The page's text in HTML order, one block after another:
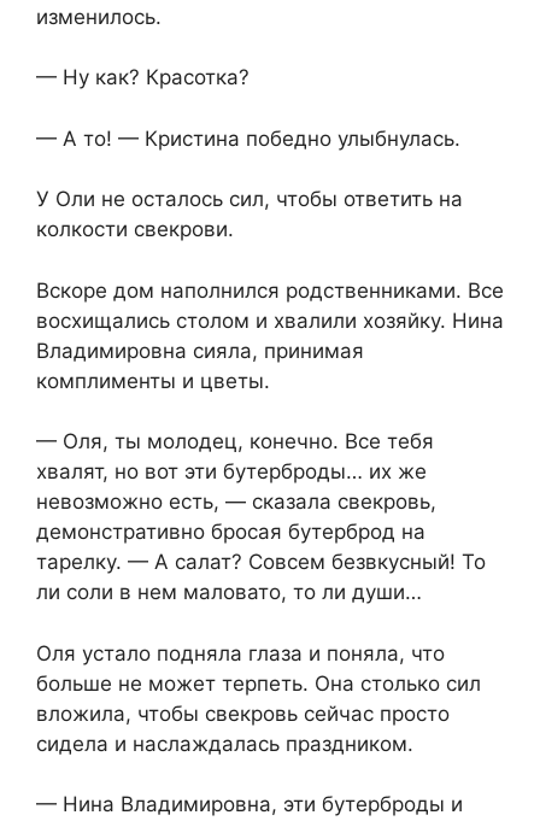
изменилось.
— Ну как? Красотка?
— А то! — Кристина победно улыбнулась.
У Оли не осталось сил, чтобы ответить на
колкости свекрови.
Вскоре дом наполнился родственниками. Все
восхищались столом и хвалили хозяйку. Нина
Владимировна сияла, принимая
комплименты и цветы.
— Оля, ты молодец, конечно. Все тебя
хвалят, но вот эти бутерброды… их же
невозможно есть, — сказала свекровь,
демонстративно бросая бутерброд на
тарелку. — А салат? Совсем безвкусный! То
ли соли в нем маловато, то ли души…
Оля устало подняла глаза и поняла, что
больше не может терпеть. Она столько сил
вложила, чтобы свекровь сейчас просто
сидела и наслаждалась праздником.
— Нина Владимировна, эти бутерброды и